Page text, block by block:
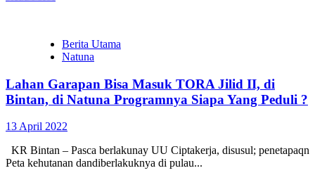
Berita Utama
Natuna
Lahan Garapan Bisa Masuk TORA Jilid II, di
Bintan, di Natuna Programnya Siapa Yang Peduli ?
13 April 2022
KR Bintan – Pasca berlakunay UU Ciptakerja, disusul; penetapaqn
Peta kehutanan dandiberlakuknya di pulau...